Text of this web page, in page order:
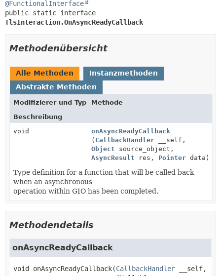
@FunctionalInterface
TlsInteraction.OnAsyncReadyCallback
Methodenübersicht
Alle Methoden
Instanzmethoden
Abstrakte Methoden
Modifizierer und Typ
Methode
Beschreibung
void
onAsyncReadyCallback
( CallbackHandler __self,
Object source_object,
AsyncResult res, Pointer data)
Type definition for a function that will be called back
when an asynchronous
operation within GIO has been completed.
Methodendetails
onAsyncReadyCallback
void onAsyncReadyCallback(CallbackHandler __self,